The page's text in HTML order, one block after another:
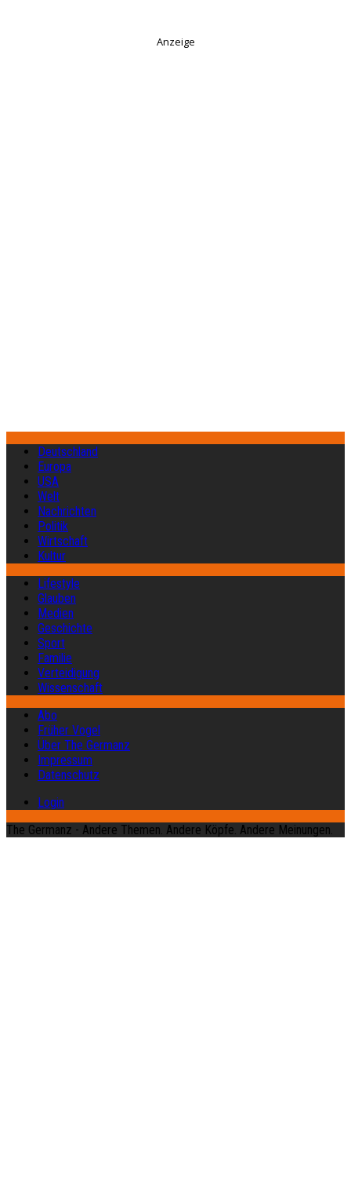
Anzeige
Deutschland
Europa
USA
Welt
Nachrichten
Politik
Wirtschaft
Kultur
Lifestyle
Glauben
Medien
Geschichte
Sport
Familie
Verteidigung
Wissenschaft
Abo
Früher Vogel
Über The Germanz
Impressum
Datenschutz
Login
The Germanz - Andere Themen. Andere Köpfe. Andere Meinungen.